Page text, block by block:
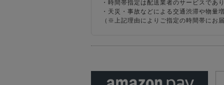
・時間帯指定は配送業者のサービスで
・天災・事故などによる交通渋滞や物
（※上記理由によりご指定の時間帯にお